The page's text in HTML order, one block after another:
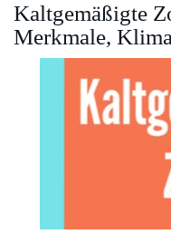
Kaltgemäßigte
Merkmale,